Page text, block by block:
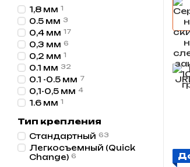
1,8 мм 1
0.5 мм 3
0,4 мм 17
0,3 мм 6
0,2 мм 1
0.1 мм 32
0.1 -0.5 мм 7
0,1-0,5 мм 4
1.6 мм 1
Тип крепления
Стандартный 63
Легкосъемный (Quick
Change) 6